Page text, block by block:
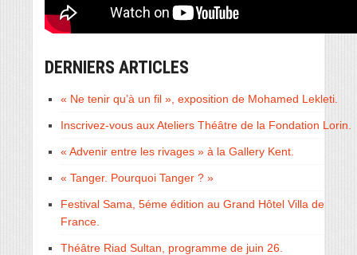
DERNIERS ARTICLES
« Ne tenir qu’à un fil », exposition de Mohamed Lekleti.
Inscrivez-vous aux Ateliers Théâtre de la Fondation Lorin.
« Advenir entre les rivages » à la Gallery Kent.
« Tanger. Pourquoi Tanger ? »
Festival Sama, 5éme édition au Grand Hôtel Villa de
France.
Théâtre Riad Sultan, programme de juin 26.